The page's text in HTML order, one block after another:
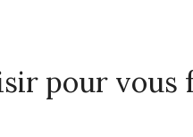
pour vous